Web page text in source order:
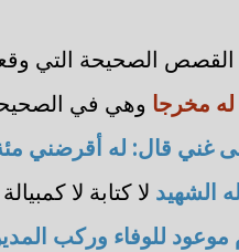
الصحيحة التي
مخرجا وهي في
غني قال: له أقرضني مئة
الشهيد لا كتابة لا
موعود للوفاء وركب